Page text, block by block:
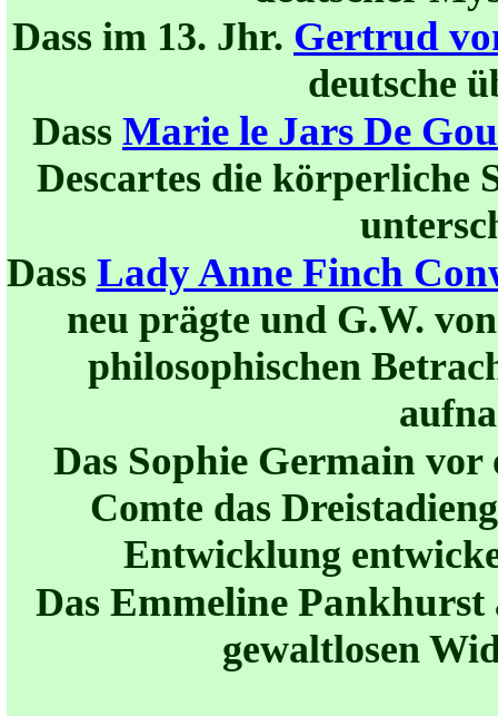
Dass im 13. Jhr. Gertrud
deutsche
Dass Marie le Jars De
Descartes die körperliche
Dass Lady Anne Finch
neu prägte und G.W.
philosophischen
Das Sophie Germain vor
Comte das
Entwicklung
Das Emmeline Pankhurst
gewaltlosen